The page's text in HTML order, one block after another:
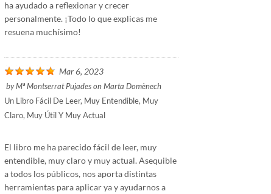
ha ayudado a reflexionar y crecer
personalmente. ¡Todo lo que explicas me
resuena muchísimo!
Mar 6, 2023
byMª Montserrat PujadesonMarta Domènech
Un Libro Fácil De Leer, Muy Entendible, Muy
Claro, Muy Útil Y Muy Actual
El libro me ha parecido fácil de leer, muy
entendible, muy claro y muy actual. Asequible
a todos los públicos, nos aporta distintas
herramientas para aplicar ya y ayudarnos a